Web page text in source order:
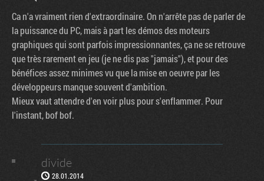
Ca n'a vraiment rien d'extraordinaire. On n'arrête pas de parler de
la puissance du PC, mais à part les démos des moteurs
graphiques qui sont parfois impressionnantes, ça ne se retrouve
que très rarement en jeu (je ne dis pas "jamais"), et pour des
bénéfices assez minimes vu que la mise en oeuvre par les
développeurs manque souvent d'ambition.
Mieux vaut attendre d'en voir plus pour s'enflammer. Pour
l'instant, bof bof.
divide
28.01.2014